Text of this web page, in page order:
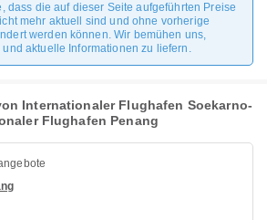
dass die auf dieser Seite aufgeführten Preise
mehr aktuell sind und ohne vorherige
werden können. Wir bemühen uns,
aktuelle Informationen zu liefern.
Internationaler Flughafen Soekarno-
Flughafen Penang